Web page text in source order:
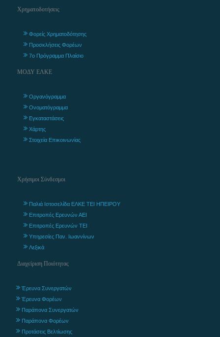
Χρηματοδοτήσεις
Φορείς Χρηματοδότησης
Προσκλήσεις Φορέων
7ο Πρόγραμμα Πλαίσιο
ΜΟΔΥ ΕΛΚΕ
Οργανόγραμμα
Ονοματόγραμμα
Εγκαταστάσεις
Χάρτης
Στοιχεία Επικοινωνίας
Χρήσιμοι Σύνδεσμοι
Παλιά Ιστοσελίδα ΕΛΚΕ ΤΕΙ ΗΠΕΙΡΟΥ
Επιτροπές Ερευνών ΑΕΙ
Επιτροπές Ερευνών ΤΕΙ
Υπηρεσίες Παν. Ιωαννίνων
Λεξικά
Διαχείριση Ποιότητας
Έρευνα Συνεργατών
Έρευνα Φορέων
Παράπονα Συνεργατών
Παράπονα Φορέων
Προτάσεις Βελτίωσης